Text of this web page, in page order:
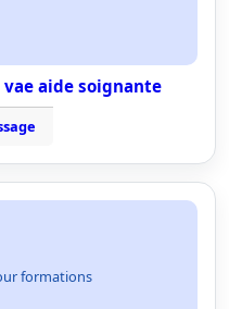
aide soignante
formations